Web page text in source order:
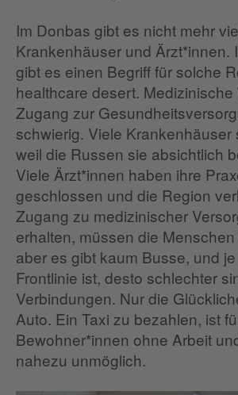
Im Donbas gibt es nicht mehr
Krankenhäuser und Ärzt*innen.
gibt es einen Begriff für solche
healthcare desert. Medizinische
Zugang zur
schwierig. Viele Krankenhäuser
weil die Russen sie absichtlich
Viele Ärzt*innen haben ihre
geschlossen und die Region
Zugang zu medizinischer
erhalten, müssen die
aber es gibt kaum Busse, und
Frontlinie ist, desto schlechter
Verbindungen. Nur die
Auto. Ein Taxi zu bezahlen, ist
Bewohner*innen ohne Arbeit
nahezu unmöglich.